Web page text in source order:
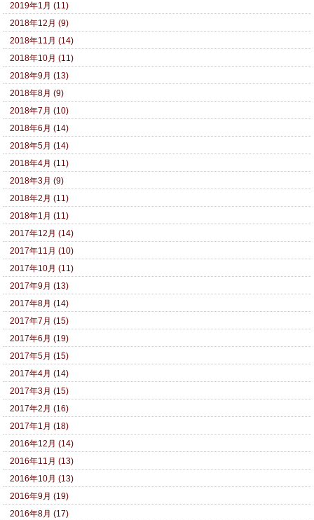
2019年1月 (11)
2018年12月 (9)
2018年11月 (14)
2018年10月 (11)
2018年9月 (13)
2018年8月 (9)
2018年7月 (10)
2018年6月 (14)
2018年5月 (14)
2018年4月 (11)
2018年3月 (9)
2018年2月 (11)
2018年1月 (11)
2017年12月 (14)
2017年11月 (10)
2017年10月 (11)
2017年9月 (13)
2017年8月 (14)
2017年7月 (15)
2017年6月 (19)
2017年5月 (15)
2017年4月 (14)
2017年3月 (15)
2017年2月 (16)
2017年1月 (18)
2016年12月 (14)
2016年11月 (13)
2016年10月 (13)
2016年9月 (19)
2016年8月 (17)